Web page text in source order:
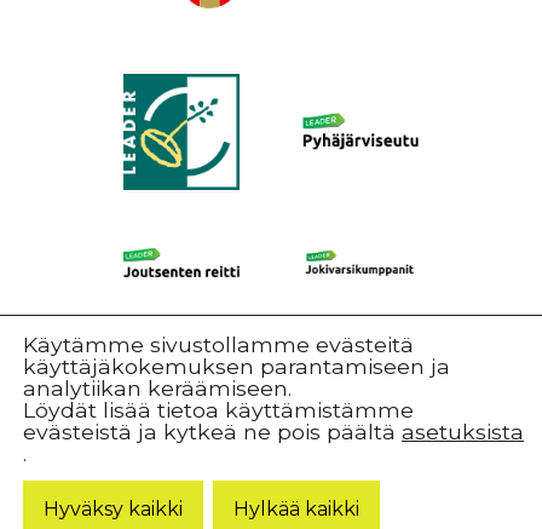
© 2026 Harjureitti.
Käytämme sivustollamme evästeitä
käyttäjäkokemuksen parantamiseen ja
analytiikan keräämiseen.
Löydät lisää tietoa käyttämistämme
evästeistä ja kytkeä ne pois päältä asetuksista
.
Hyväksy kaikki Hylkää kaikki